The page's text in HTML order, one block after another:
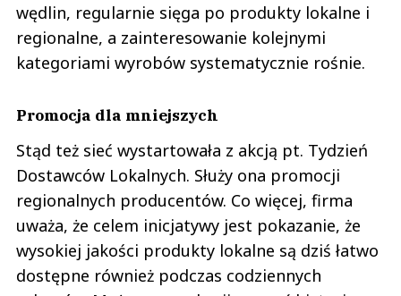
wędlin, regularnie sięga po produkty lokalne i
regionalne, a zainteresowanie kolejnymi
kategoriami wyrobów systematycznie rośnie.
Promocja dla mniejszych
Stąd też sieć wystartowała z akcją pt. Tydzień
Dostawców Lokalnych. Służy ona promocji
regionalnych producentów. Co więcej, firma
uważa, że celem inicjatywy jest pokazanie, że
wysokiej jakości produkty lokalne są dziś łatwo
dostępne również podczas codziennych